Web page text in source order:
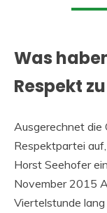
Was
Respekt
Ausgerechnet die
Respektpartei
Horst Seehofer
November 2015
Viertelstunde